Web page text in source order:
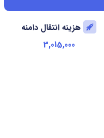
هزینه انتقال دامنه
3,015,000